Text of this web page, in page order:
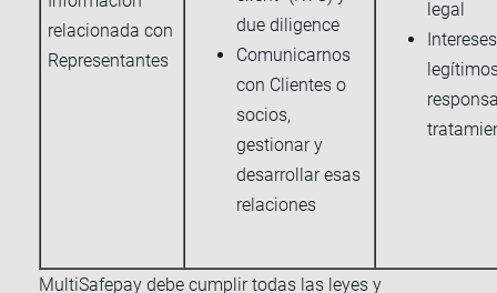
relacionada con
Representantes
due diligence
Comunicarnos
con Clientes o
socios,
gestionar y
desarrollar esas
relaciones
legal
Intereses
MultiSafepay debe cumplir todas las leyes y